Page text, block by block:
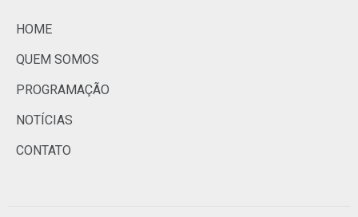
HOME
QUEM SOMOS
PROGRAMAÇÃO
NOTÍCIAS
CONTATO